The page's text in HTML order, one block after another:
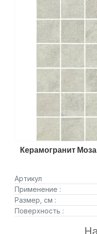
Керамогранит
Артикул
Применение :
Размер, см :
Поверхность :